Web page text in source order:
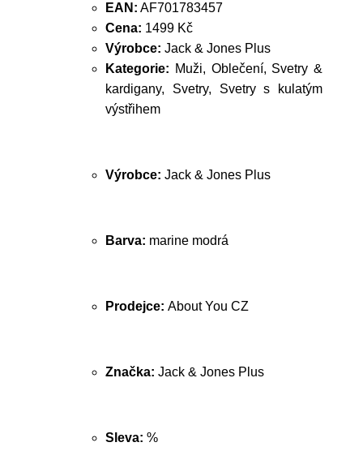
EAN: AF701783457
Cena: 1499 Kč
Výrobce: Jack & Jones Plus
Kategorie: Muži, Oblečení, Svetry &
kardigany, Svetry, Svetry s kulatým
výstřihem
Výrobce: Jack & Jones Plus
Barva: marine modrá
Prodejce: About You CZ
Značka: Jack & Jones Plus
Sleva: %